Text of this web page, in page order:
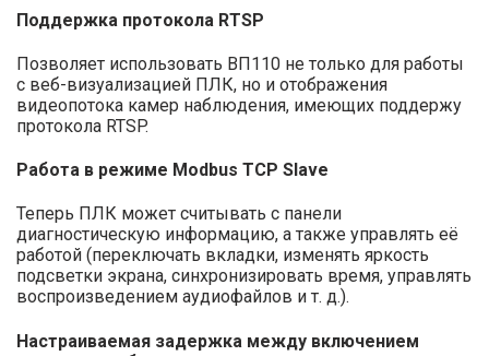
Поддержка протокола RTSP
Позволяет использовать ВП110 не только для работы
с веб-визуализацией ПЛК, но и отображения
видеопотока камер наблюдения, имеющих поддержу
протокола RTSP.
Работа в режиме Modbus TCP Slave
Теперь ПЛК может считывать с панели
диагностическую информацию, а также управлять её
работой (переключать вкладки, изменять яркость
подсветки экрана, синхронизировать время, управлять
воспроизведением аудиофайлов и т. д.).
Настраиваемая задержка между включением